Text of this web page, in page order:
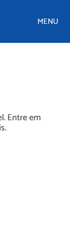
MENU
Entre em